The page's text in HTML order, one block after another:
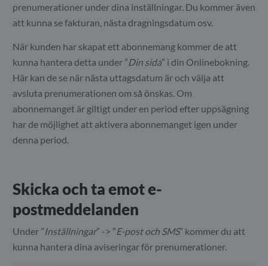
prenumerationer under dina inställningar. Du kommer även
att kunna se fakturan, nästa dragningsdatum osv.
När kunden har skapat ett abonnemang kommer de att
kunna hantera detta under ”Din sida” i din Onlinebokning.
Här kan de se när nästa uttagsdatum är och välja att
avsluta prenumerationen om så önskas. Om
abonnemanget är giltigt under en period efter uppsägning
har de möjlighet att aktivera abonnemanget igen under
denna period.
Skicka och ta emot e-
postmeddelanden
Under ”Inställningar” -> ”E-post och SMS” kommer du att
kunna hantera dina aviseringar för prenumerationer.